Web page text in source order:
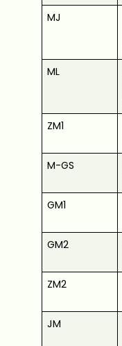
MJ
ML
ZM1
M-GS
GM1
GM2
ZM2
JM